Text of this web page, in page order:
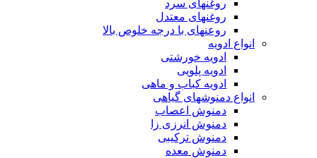
روغنهای سرد
روغنهای معتدل
روعنهای با درجه خلوص بالا
انواع ادویه
ادویه خورشتی
ادویه پلویی
ادویه کباب و ماهی
انواع دمنوشهای گیاهی
دمنوش اعصاب
دمنوش انرزی زا
دمنوش ترکیبی
دمنوش معده